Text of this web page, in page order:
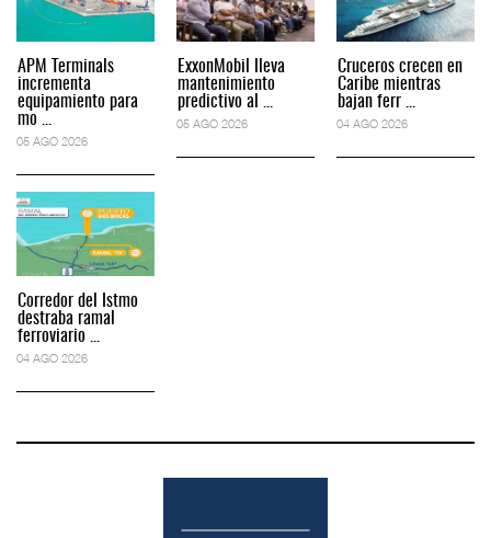
APM Terminals
incrementa
equipamiento para
mo ...
05 AGO 2026
Corredor del Istmo
destraba ramal
ferroviario ...
04 AGO 2026
ExxonMobil lleva
mantenimiento
predictivo al ...
05 AGO 2026
Cruceros crecen en
Caribe mientras
bajan ferr ...
04 AGO 2026